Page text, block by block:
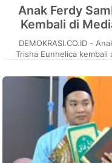
Anak Ferdy
Kembali di
DEMOKRASI.CO.ID - Anak Ferdy Sambo dan Putri Candrawathi
Trisha Eunhelica